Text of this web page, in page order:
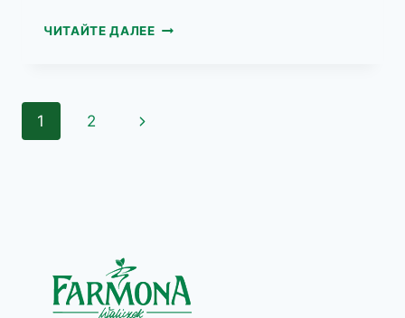
ЧИТАЙТЕ ДАЛЕЕPERFUME
Навигация
1 2
Следующая